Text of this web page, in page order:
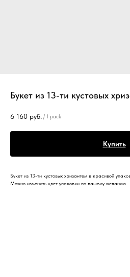
Букет из 13-ти кустовых
6 160 руб. / 1 pack
Купить
Букет из 13-ти кустовых хризантем в красивой
Можно изменить цвет упаковки по вашему желанию